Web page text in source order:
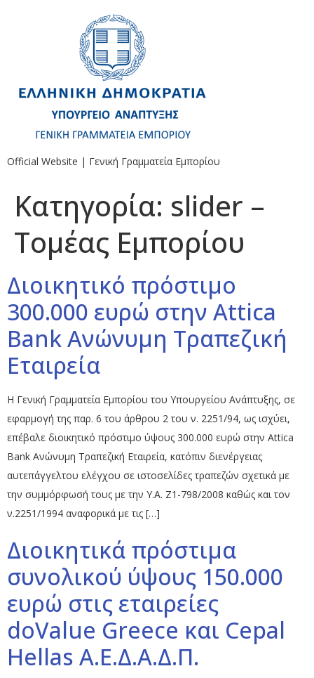
Official Website | Γενική Γραμματεία Εμπορίου
Κατηγορία: slider –
Τομέας Εμπορίου
Διοικητικό πρόστιμο
300.000 ευρώ στην Attica
Bank Ανώνυμη Τραπεζική
Εταιρεία
Η Γενική Γραμματεία Εμπορίου του Υπουργείου Ανάπτυξης, σε
εφαρμογή της παρ. 6 του άρθρου 2 του ν. 2251/94, ως ισχύει,
επέβαλε διοικητικό πρόστιμο ύψους 300.000 ευρώ στην Attica
Bank Ανώνυμη Τραπεζική Εταιρεία, κατόπιν διενέργειας
αυτεπάγγελτου ελέγχου σε ιστοσελίδες τραπεζών σχετικά με
την συμμόρφωσή τους με την Υ.Α. Ζ1-798/2008 καθώς και τον
ν.2251/1994 αναφορικά με τις […]
Διοικητικά πρόστιμα
συνολικού ύψους 150.000
ευρώ στις εταιρείες
doValue Greece και Cepal
Hellas A.Ε.Δ.Α.Δ.Π.